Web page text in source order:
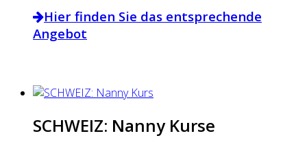
Hier finden Sie das entsprechende
Angebot
SCHWEIZ: Nanny Kurse